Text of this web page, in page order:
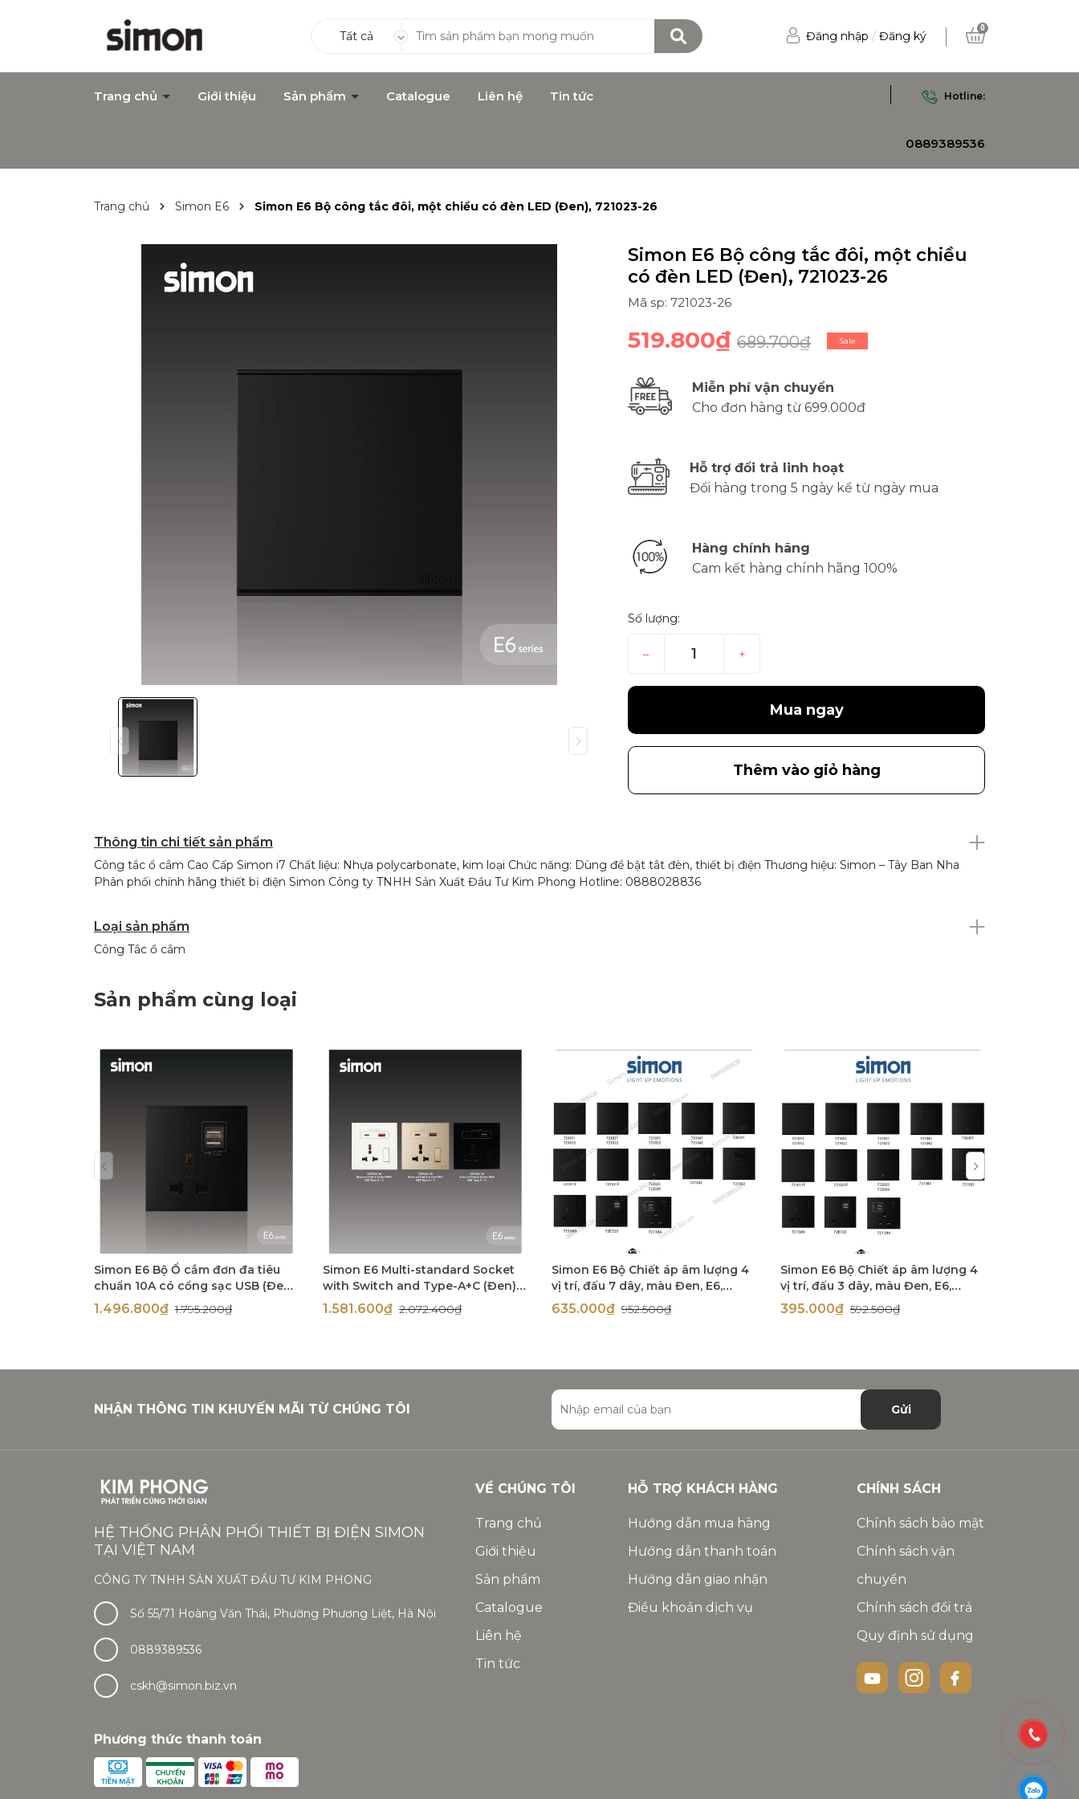
Tất cả Đăng nhập / Đăng ký
0
Trang chủ Giới thiệu Sản phẩm Catalogue Liên hệ Tin tức Hotline:
0889389536
Trang chủ Simon E6 Simon E6 Bộ công tắc đôi, một chiều có đèn LED (Đen), 721023-26
Simon E6 Bộ công tắc đôi, một chiều
có đèn LED (Đen), 721023-26
Mã sp: 721023-26
519.800₫ 689.700₫ Sale
Miễn phí vận chuyển
Cho đơn hàng từ 699.000đ
Hỗ trợ đổi trả linh hoạt
Đổi hàng trong 5 ngày kể từ ngày mua
Hàng chính hãng
Cam kết hàng chính hãng 100%
Số lượng:
– +
Mua ngay
Thêm vào giỏ hàng
Thông tin chi tiết sản phẩm
Công tắc ổ cắm Cao Cấp Simon i7 Chất liệu: Nhựa polycarbonate, kim loại Chức năng: Dùng để bật tắt đèn, thiết bị điện Thương hiệu: Simon – Tây Ban Nha
Phân phối chính hãng thiết bị điện Simon Công ty TNHH Sản Xuất Đầu Tư Kim Phong Hotline: 0888028836
Loại sản phẩm
Công Tắc ổ cắm
Sản phẩm cùng loại
Simon E6 Bộ Ổ cắm đơn đa tiêu
chuẩn 10A có cổng sạc USB (Đen),
72E725-26
1.496.800₫1.795.200₫
Simon E6 Multi-standard Socket
with Switch and Type-A+C (Đen),
72E7253-26
1.581.600₫ 2.072.400₫
Simon E6 Bộ Chiết áp âm lượng 4
vị trí, đấu 7 dây, màu Đen, E6,
72E622-26
635.000₫ 952.500₫
Simon E6 Bộ Chiết áp âm lượng 4
vị trí, đấu 3 dây, màu Đen, E6,
72E621-26
395.000₫ 592.500₫
NHẬN THÔNG TIN KHUYẾN MÃI TỪ CHÚNG TÔI Gửi
HỆ THỐNG PHÂN PHỐI THIẾT BỊ ĐIỆN SIMON
TẠI VIỆT NAM
CÔNG TY TNHH SẢN XUẤT ĐẦU TƯ KIM PHONG
Số 55/71 Hoàng Văn Thái, Phường Phương Liệt, Hà Nội
0889389536
cskh@simon.biz.vn
Phương thức thanh toán
VỀ CHÚNG TÔI
Trang chủ
Giới thiệu
Sản phẩm
Catalogue
Liên hệ
Tin tức
HỖ TRỢ KHÁCH HÀNG
Hướng dẫn mua hàng
Hướng dẫn thanh toán
Hướng dẫn giao nhận
Điều khoản dịch vụ
CHÍNH SÁCH
Chính sách bảo mật
Chính sách vận
chuyển
Chính sách đổi trả
Quy định sử dụng